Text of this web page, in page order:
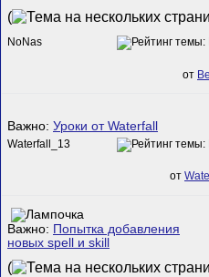
(
NoNas
от
Важно: Уроки от Waterfall
Waterfall_13
от
Важно: Попытка добавления
новых spell и skill
(